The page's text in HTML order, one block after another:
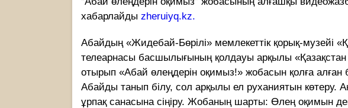
хабарлайды zheruiyq.kz.
Абайдың «Жидебай-Бөрілі» мемлекеттік қорық-музейі
телеарнасы басшылығының қолдауы арқылы
отырып «Абай өлеңдерін оқимыз!» жобасын қолға
Абайды танып білу, сол арқылы ел руханиятын көтеру.
ұрпақ санасына сіңіру. Жобаның шарты: Өлең оқимын